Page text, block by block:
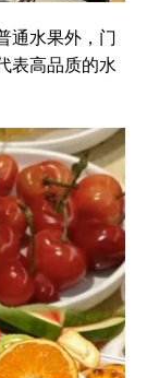
通水果外，门
表高品质的水